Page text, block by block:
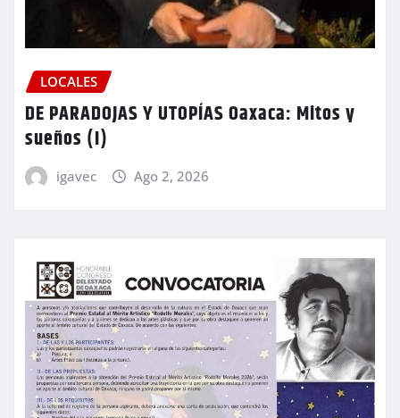
LOCALES
DE PARADOJAS Y UTOPÍAS Oaxaca: Mitos y
sueños (I)
igavec Ago 2, 2026